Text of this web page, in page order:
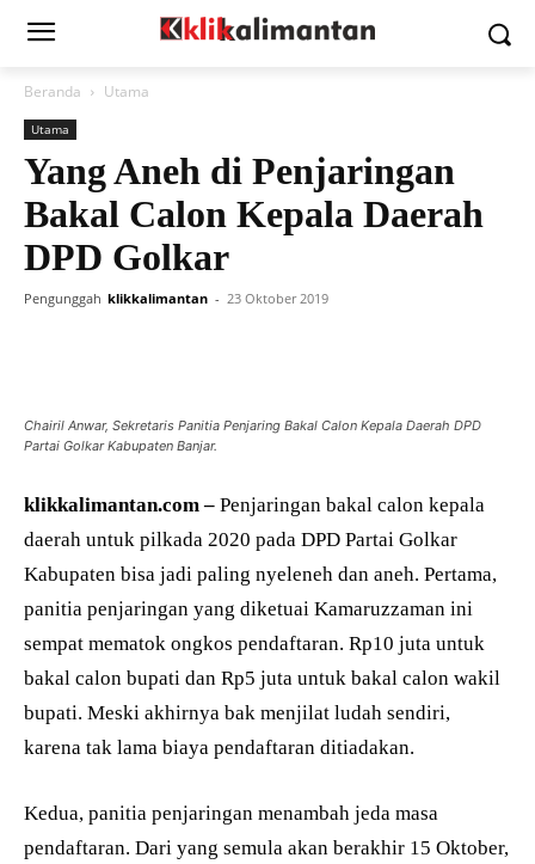
Beranda Utama
Utama
Yang Aneh di Penjaringan
Bakal Calon Kepala Daerah
DPD Golkar
Pengunggah klikkalimantan - 23 Oktober 2019
Chairil Anwar, Sekretaris Panitia Penjaring Bakal Calon Kepala Daerah DPD
Partai Golkar Kabupaten Banjar.
klikkalimantan.com – Penjaringan bakal calon kepala
daerah untuk pilkada 2020 pada DPD Partai Golkar
Kabupaten bisa jadi paling nyeleneh dan aneh. Pertama,
panitia penjaringan yang diketuai Kamaruzzaman ini
sempat mematok ongkos pendaftaran. Rp10 juta untuk
bakal calon bupati dan Rp5 juta untuk bakal calon wakil
bupati. Meski akhirnya bak menjilat ludah sendiri,
karena tak lama biaya pendaftaran ditiadakan.
Kedua, panitia penjaringan menambah jeda masa
pendaftaran. Dari yang semula akan berakhir 15 Oktober,